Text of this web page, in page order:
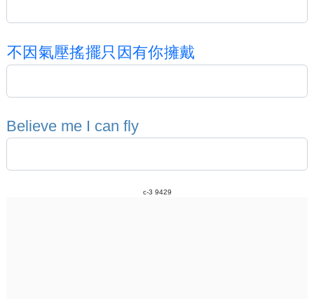
不因 氣壓搖擺只 因有你擁戴
Believe me I can fly
c-3 9429